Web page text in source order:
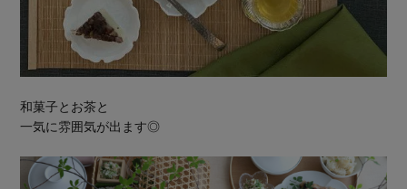
和菓子とお茶と
一気に雰囲気が出ます◎